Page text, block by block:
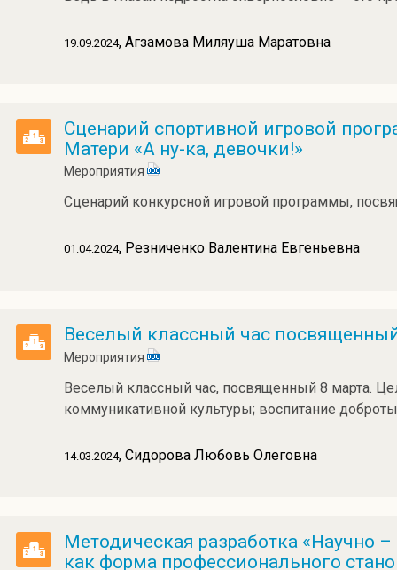
19.09.2024, Агзамова Миляуша Маратовна
Сценарий спортивной игровой
Матери «А ну-ка, девочки!»
Мероприятия
Сценарий конкурсной игровой программы,
01.04.2024, Резниченко Валентина Евгеньевна
Веселый классный час
Мероприятия
Веселый классный час, посвященный 8 марта.
коммуникативной культуры; воспитание
14.03.2024, Сидорова Любовь Олеговна
Методическая разработка «Научно
как форма профессионального